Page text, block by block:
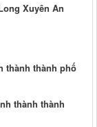
Xuyên An
thành thành phố
thành thành